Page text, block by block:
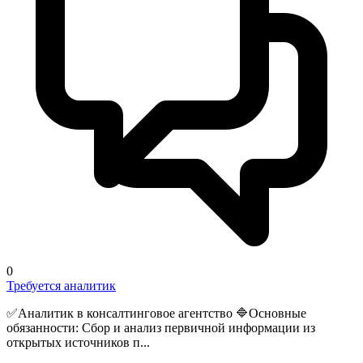
0
Требуется аналитик
✅Аналитик в консалтинговое агентство 🔷Основные
обязанности: Сбор и анализ первичной информации из
открытых источников п...